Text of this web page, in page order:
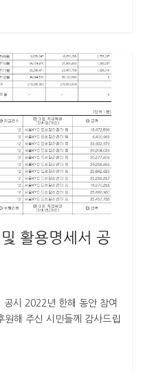
활용명세서 공
시 2022년 한해 동안 참여
해 주신 시민들께 감사드립